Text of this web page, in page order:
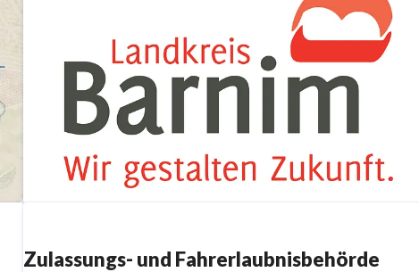
Zulassungs- und Fahrerlaubnisbehörde